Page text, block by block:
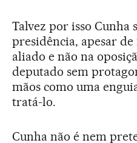
Talvez por isso Cunha
presidência, apesar
aliado e não na
deputado sem
mãos como uma
tratá-lo.
Cunha não é nem